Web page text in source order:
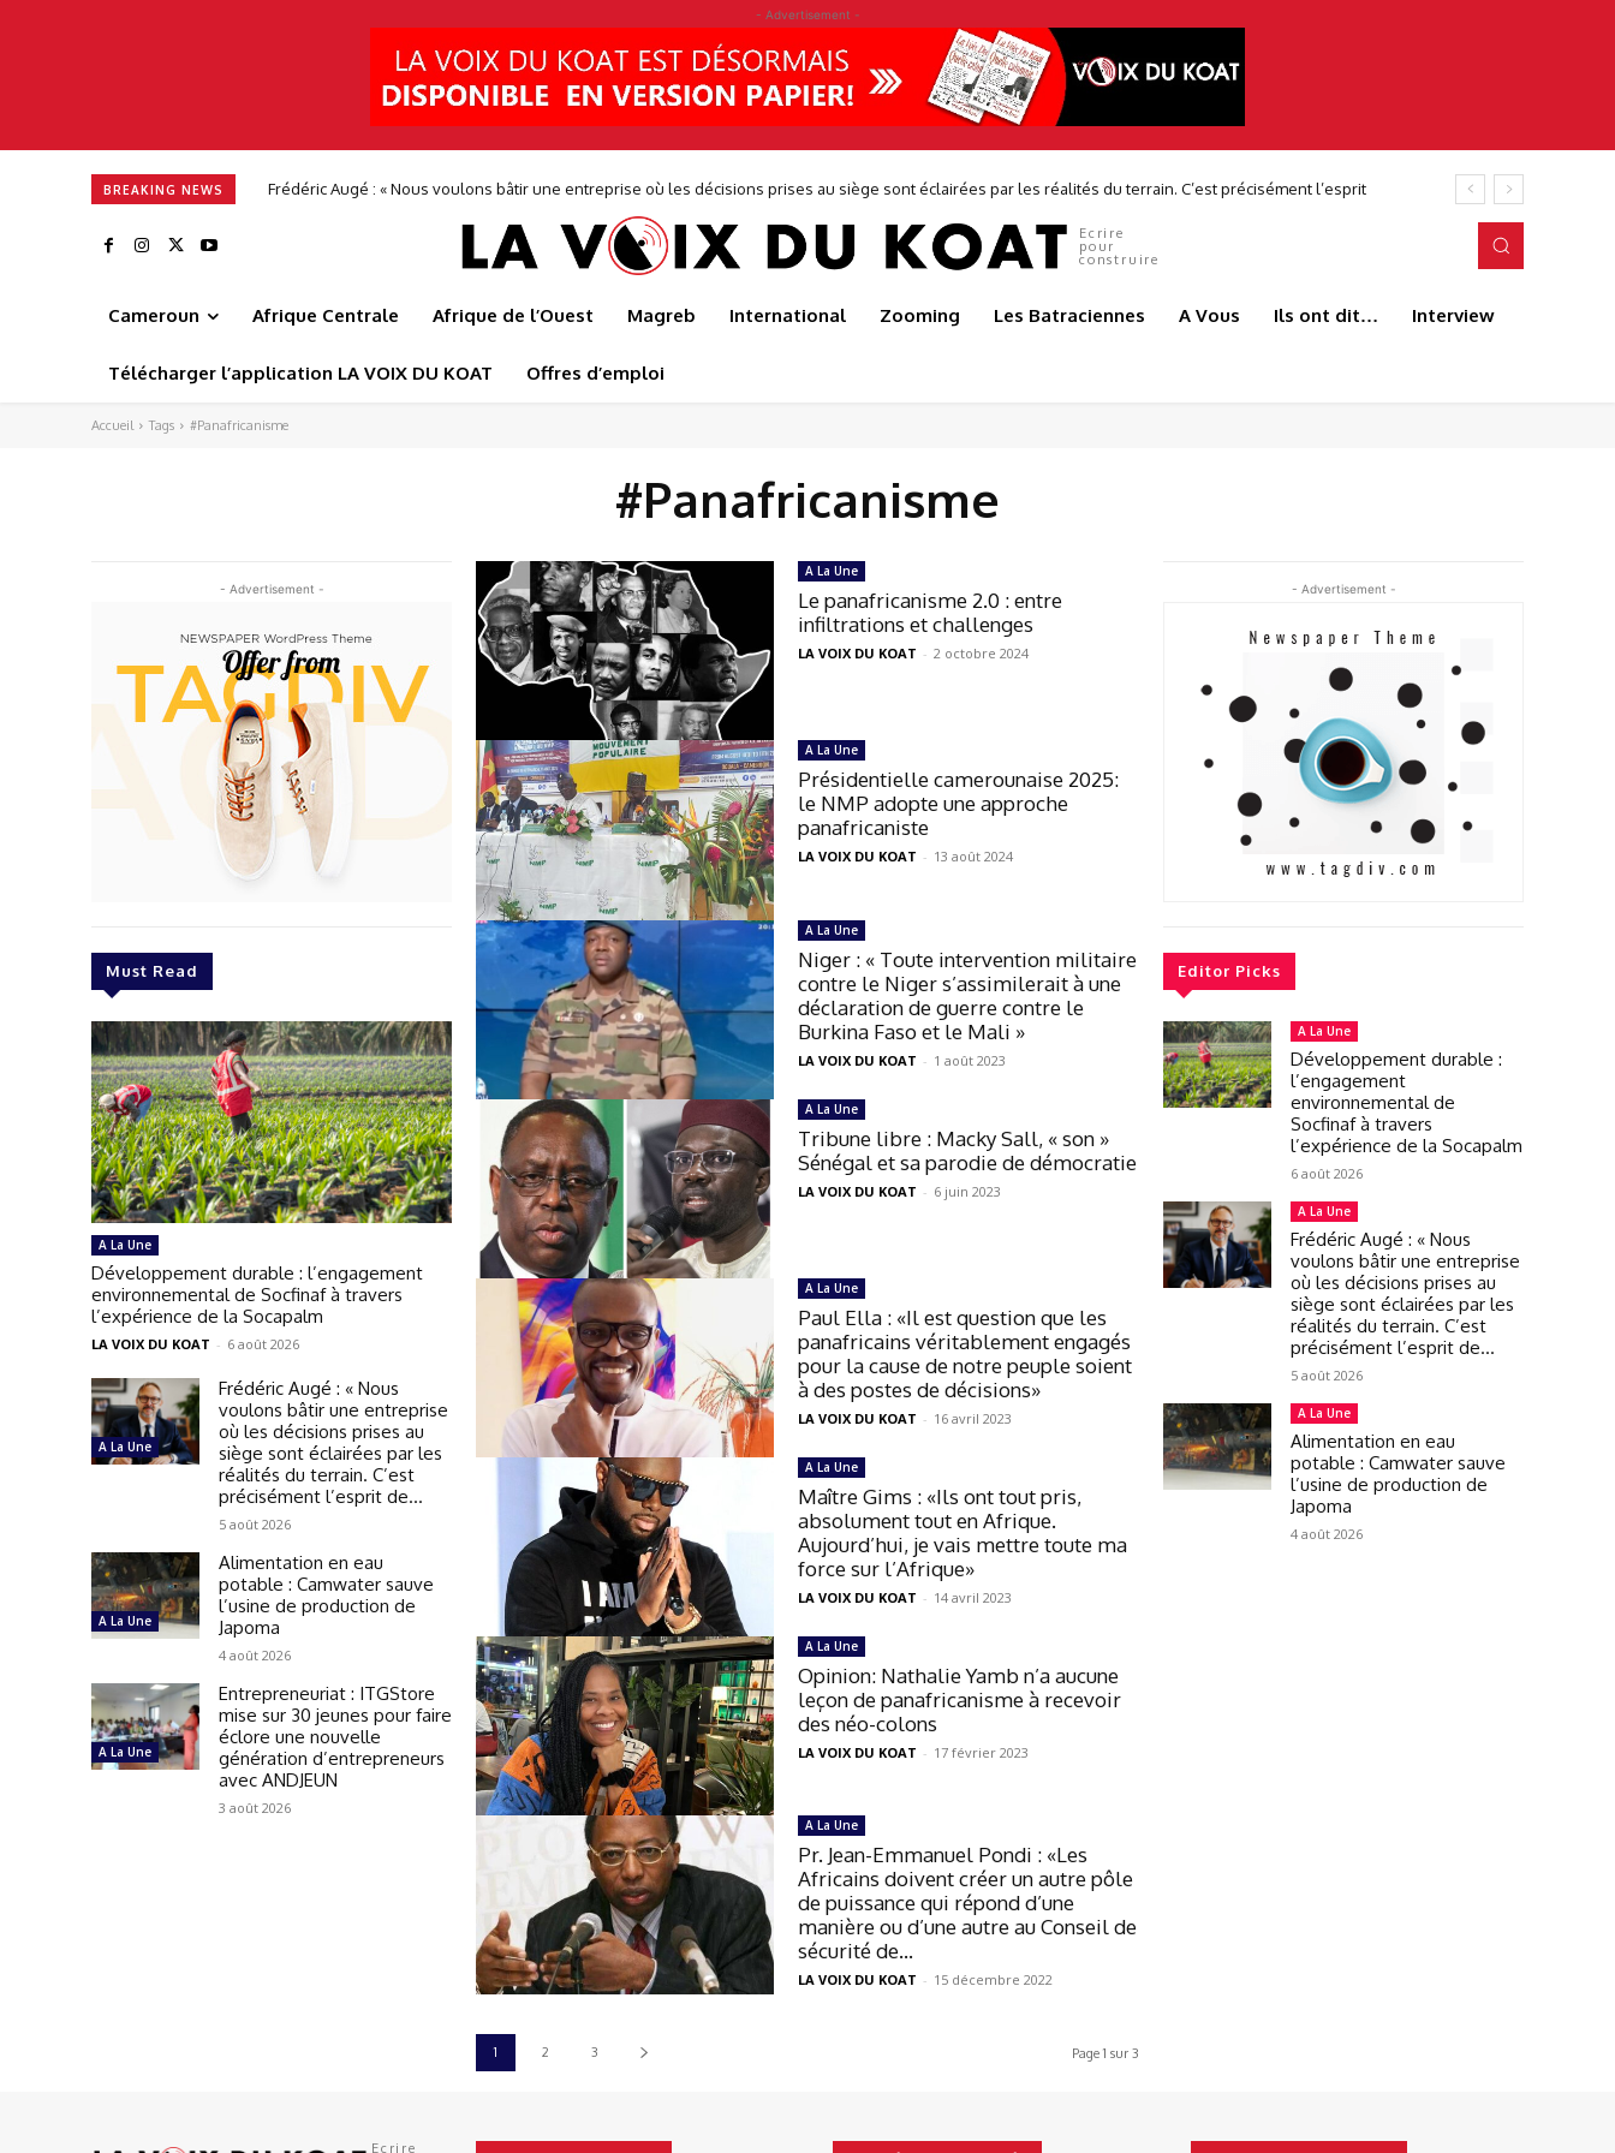
- Advertisement -
BREAKING NEWS
Frédéric Augé : « Nous voulons bâtir une entreprise où les décisions prises au siège sont éclairées par les réalités du terrain. C’est précisément l’esprit
Ecrire
pour
construire
Cameroun Afrique Centrale Afrique de l’Ouest Magreb International Zooming Les Batraciennes A Vous Ils ont dit… Interview
Télécharger l’application LA VOIX DU KOAT Offres d’emploi
Accueil Tags #Panafricanisme
#Panafricanisme
- Advertisement -
Must Read
A La Une
Développement durable : l’engagement
environnemental de Socfinaf à travers
l’expérience de la Socapalm
LA VOIX DU KOAT - 6 août 2026
A La Une
Frédéric Augé : « Nous
voulons bâtir une entreprise
où les décisions prises au
siège sont éclairées par les
réalités du terrain. C’est
précisément l’esprit de...
5 août 2026
A La Une
Alimentation en eau
potable : Camwater sauve
l’usine de production de
Japoma
4 août 2026
A La Une
Entrepreneuriat : ITGStore
mise sur 30 jeunes pour faire
éclore une nouvelle
génération d’entrepreneurs
avec ANDJEUN
3 août 2026
A La Une
Le panafricanisme 2.0 : entre
infiltrations et challenges
LA VOIX DU KOAT - 2 octobre 2024
A La Une
Présidentielle camerounaise 2025:
le NMP adopte une approche
panafricaniste
LA VOIX DU KOAT - 13 août 2024
A La Une
Niger : « Toute intervention militaire
contre le Niger s’assimilerait à une
déclaration de guerre contre le
Burkina Faso et le Mali »
LA VOIX DU KOAT - 1 août 2023
A La Une
Tribune libre : Macky Sall, « son »
Sénégal et sa parodie de démocratie
LA VOIX DU KOAT - 6 juin 2023
A La Une
Paul Ella : «Il est question que les
panafricains véritablement engagés
pour la cause de notre peuple soient
à des postes de décisions»
LA VOIX DU KOAT - 16 avril 2023
A La Une
Maître Gims : «Ils ont tout pris,
absolument tout en Afrique.
Aujourd’hui, je vais mettre toute ma
force sur l’Afrique»
LA VOIX DU KOAT - 14 avril 2023
A La Une
Opinion: Nathalie Yamb n’a aucune
leçon de panafricanisme à recevoir
des néo-colons
LA VOIX DU KOAT - 17 février 2023
A La Une
Pr. Jean-Emmanuel Pondi : «Les
Africains doivent créer un autre pôle
de puissance qui répond d’une
manière ou d’une autre au Conseil de
sécurité de...
LA VOIX DU KOAT - 15 décembre 2022
1 2 3 Page 1 sur 3
- Advertisement -
Editor Picks
A La Une
Développement durable :
l’engagement
environnemental de
Socfinaf à travers
l’expérience de la Socapalm
6 août 2026
A La Une
Frédéric Augé : « Nous
voulons bâtir une entreprise
où les décisions prises au
siège sont éclairées par les
réalités du terrain. C’est
précisément l’esprit de...
5 août 2026
A La Une
Alimentation en eau
potable : Camwater sauve
l’usine de production de
Japoma
4 août 2026
Ecrire